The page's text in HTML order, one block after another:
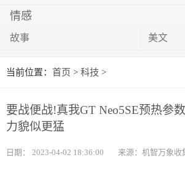
情感
故事 美文
当前位置： 首页 > 科技 >
要战便战!真我GT Neo5SE预热参
力貌似更猛
日期： 2023-04-02 18:36:00 来源：机智万象收